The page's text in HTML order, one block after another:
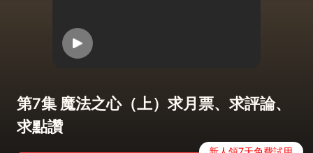
第7集 魔法之心（上）求月票、求評論、
求點讚